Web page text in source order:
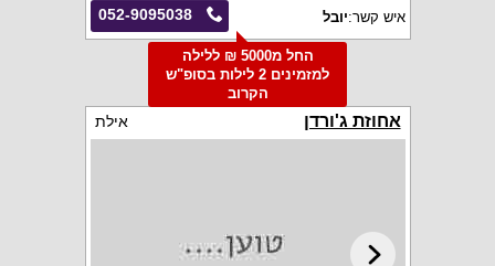
052-9095038 איש קשר:יובל
החל מ5000 ₪ ללילה
למזמינים 2 לילות בסופ"ש
הקרוב
אחוזת ג'ורדן אילת